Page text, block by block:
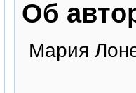
Об
Мария